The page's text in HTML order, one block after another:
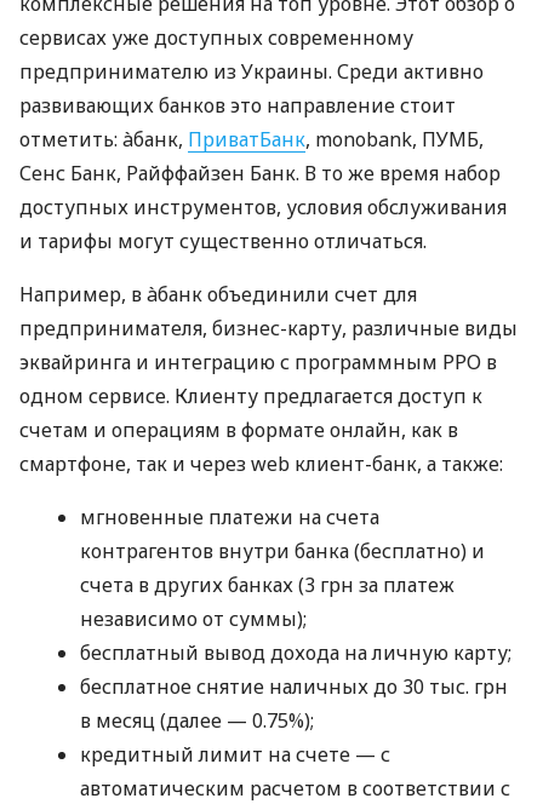
сервисах уже доступных современному
предпринимателю из Украины. Среди активно
развивающих банков это направление стоит
отметить: àбанк, ПриватБанк, monobank, ПУМБ,
Сенс Банк, Райффайзен Банк. В то же время набор
доступных инструментов, условия обслуживания
и тарифы могут существенно отличаться.
Например, в àбанк объединили счет для
предпринимателя, бизнес-карту, различные виды
эквайринга и интеграцию с программным РРО в
одном сервисе. Клиенту предлагается доступ к
счетам и операциям в формате онлайн, как в
смартфоне, так и через web клиент-банк, а также:
мгновенные платежи на счета
контрагентов внутри банка (бесплатно) и
счета в других банках (3 грн за платеж
независимо от суммы);
бесплатный вывод дохода на личную карту;
бесплатное снятие наличных до 30 тыс. грн
в месяц (далее — 0.75%);
кредитный лимит на счете — с
автоматическим расчетом в соответствии с